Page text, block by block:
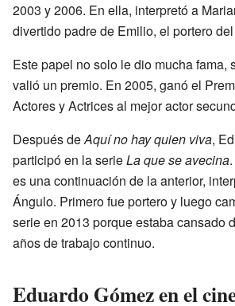
2003 y 2006. En ella, interpretó a
divertido padre de Emilio, el portero
Este papel no solo le dio mucha fama,
valió un premio. En 2005, ganó el
Actores y Actrices al mejor actor
Después deAquí no hay quien viva,
participó en la serieLa que se avecina
es una continuación de la anterior,
Ángulo. Primero fue portero y luego
serie en 2013 porque estaba cansado
años de trabajo continuo.
Eduardo Gómez en el